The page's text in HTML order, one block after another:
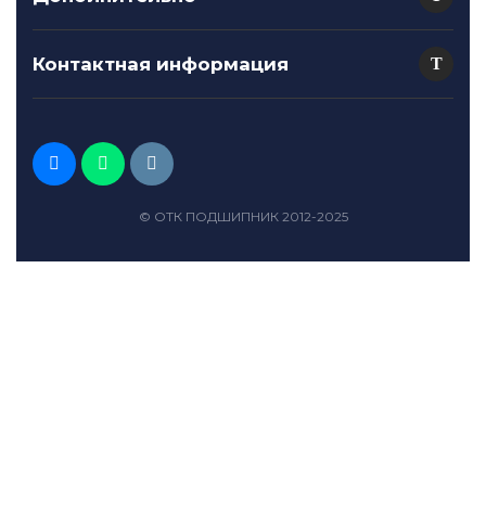
Контактная информация
© ОТК ПОДШИПНИК 2012-2025